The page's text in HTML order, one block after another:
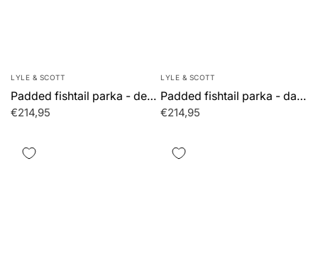
LYLE & SCOTT
Padded fishtail parka - deep depths
€214,95
LYLE & SCOTT
Padded fishtail parka - dark navy
€214,95